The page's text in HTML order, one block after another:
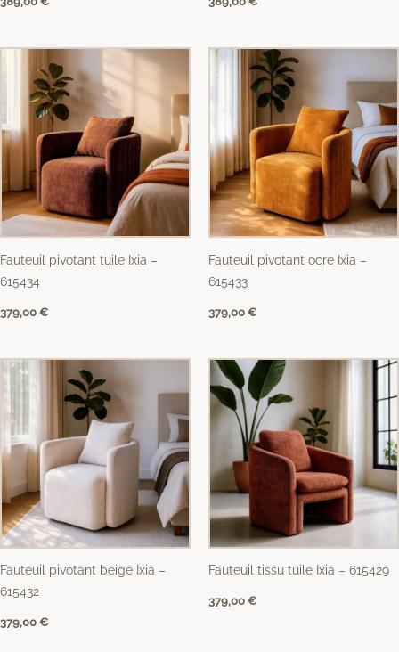
Fauteuil pivotant tuile Ixia –
615434
379,00 €
Fauteuil pivotant ocre Ixia –
615433
379,00 €
Fauteuil pivotant beige Ixia –
615432
379,00 €
Fauteuil tissu tuile Ixia – 615429
379,00 €